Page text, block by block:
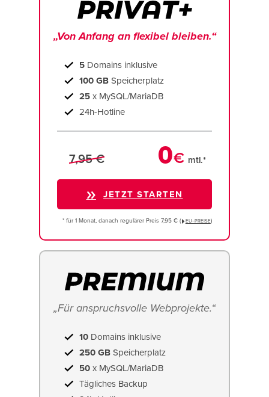
„Von Anfang an flexibel bleiben.“
5 Domains inklusive
100 GB Speicherplatz
25 x MySQL/MariaDB
24h-Hotline
7,95 € 0€ mtl.*
JETZT STARTEN
* für 1 Monat, danach regulärer Preis 7,95 € ( EU−PREISE)
„Für anspruchsvolle Webprojekte.“
10 Domains inklusive
250 GB Speicherplatz
50 x MySQL/MariaDB
Tägliches Backup